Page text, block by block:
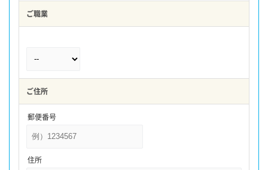
ご職業
ご住所
郵便番号
住所